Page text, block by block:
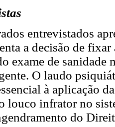
entrevistados
a decisão de
exame de
O laudo
à aplicação
louco infrator no
do